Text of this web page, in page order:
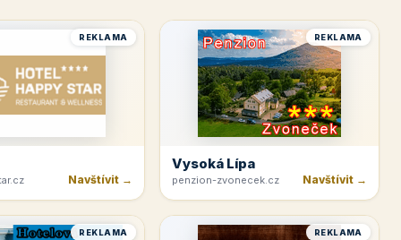
REKLAMA
Navštívit →
REKLAMA
Vysoká Lípa
penzion-zvonecek.cz Navštívit →
REKLAMA REKLAMA